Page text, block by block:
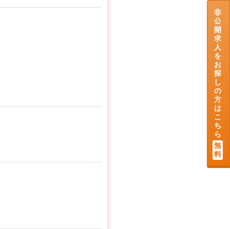
非
公
開
求
人
を
お
探
し
の
方
は
こ
ち
ら
無
料